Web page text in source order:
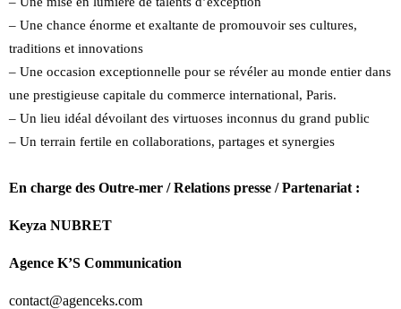
– Une chance énorme et exaltante de promouvoir ses cultures,
traditions et innovations
– Une occasion exceptionnelle pour se révéler au monde entier dans
une prestigieuse capitale du commerce international, Paris.
– Un lieu idéal dévoilant des virtuoses inconnus du grand public
– Un terrain fertile en collaborations, partages et synergies
En charge des Outre-mer / Relations presse / Partenariat :
Keyza NUBRET
Agence K’S Communication
contact@agenceks.com